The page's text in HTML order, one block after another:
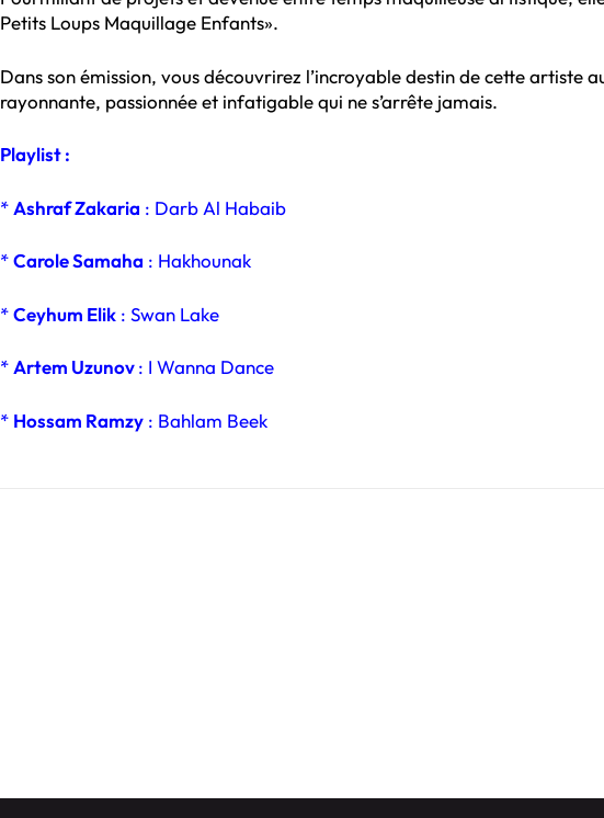
Petits Loups Maquillage Enfants».
Dans son émission, vous découvrirez l’incroyable destin de cette artiste
rayonnante, passionnée et infatigable qui ne s’arrête jamais.
Playlist :
* Ashraf Zakaria : Darb Al Habaib
*Carole Samaha : Hakhounak
*Ceyhum Elik : Swan Lake
* Artem Uzunov: I Wanna Dance
* Hossam Ramzy : Bahlam Beek